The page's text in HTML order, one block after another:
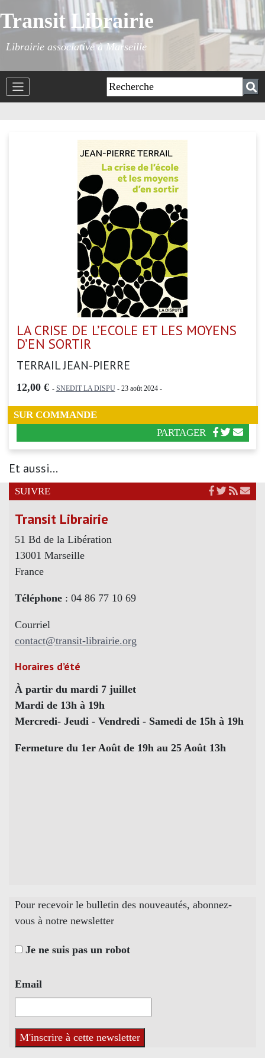
Transit Librairie
Librairie associative à Marseille
LA CRISE DE L’ECOLE ET LES MOYENS
D’EN SORTIR
TERRAIL JEAN-PIERRE
12,00 € - SNEDIT LA DISPU- 23 août 2024 -
SUR COMMANDE
PARTAGER
Et aussi...
SUIVRE
Transit Librairie
51 Bd de la Libération
13001 Marseille
France
Téléphone : 04 86 77 10 69
Courriel
contact@transit-librairie.org
Horaires d’été
À partir du mardi 7 juillet
Mardi de 13h à 19h
Mercredi- Jeudi - Vendredi - Samedi de 15h à 19h
Fermeture du 1er Août de 19h au 25 Août 13h
Pour recevoir le bulletin des nouveautés, abonnez-
vous à notre newsletter
Je ne suis pas un robot
Email